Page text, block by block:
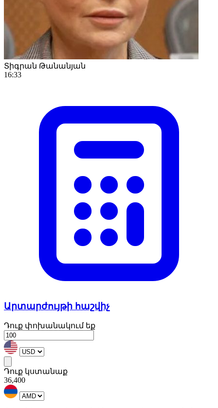
Տիգրան Թանանյան
16:33
Արտարժույթի հաշվիչ
Դուք փոխանակում եք
Դուք կստանաք
36,400